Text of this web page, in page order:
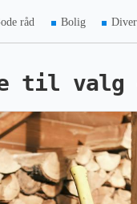
råd Bolig
til valg